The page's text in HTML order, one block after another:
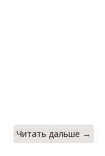
Читать дальше →